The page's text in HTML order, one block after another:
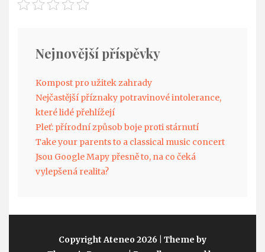
Nejnovější příspěvky
Kompost pro užitek zahrady
Nejčastější příznaky potravinové intolerance,
které lidé přehlížejí
Pleť: přírodní způsob boje proti stárnutí
Take your parents to a classical music concert
Jsou Google Mapy přesně to, na co čeká
vylepšená realita?
Copyright Ateneo 2026
| Theme by